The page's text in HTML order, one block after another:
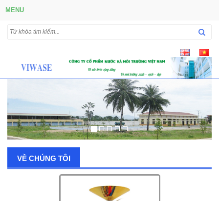
MENU
VỀ CHÚNG TÔI